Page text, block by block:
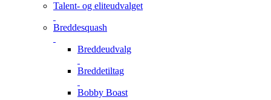
Talent- og eliteudvalget
Breddesquash
Breddeudvalg
Breddetiltag
Bobby Boast